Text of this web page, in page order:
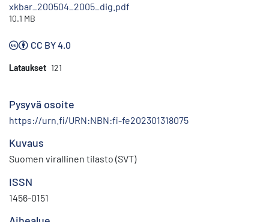
xkbar_200504_2005_dig.pdf
10.1 MB
CC BY 4.0
Lataukset 121
Pysyvä osoite
https://urn.fi/URN:NBN:fi-fe202301318075
Kuvaus
Suomen virallinen tilasto (SVT)
ISSN
1456-0151